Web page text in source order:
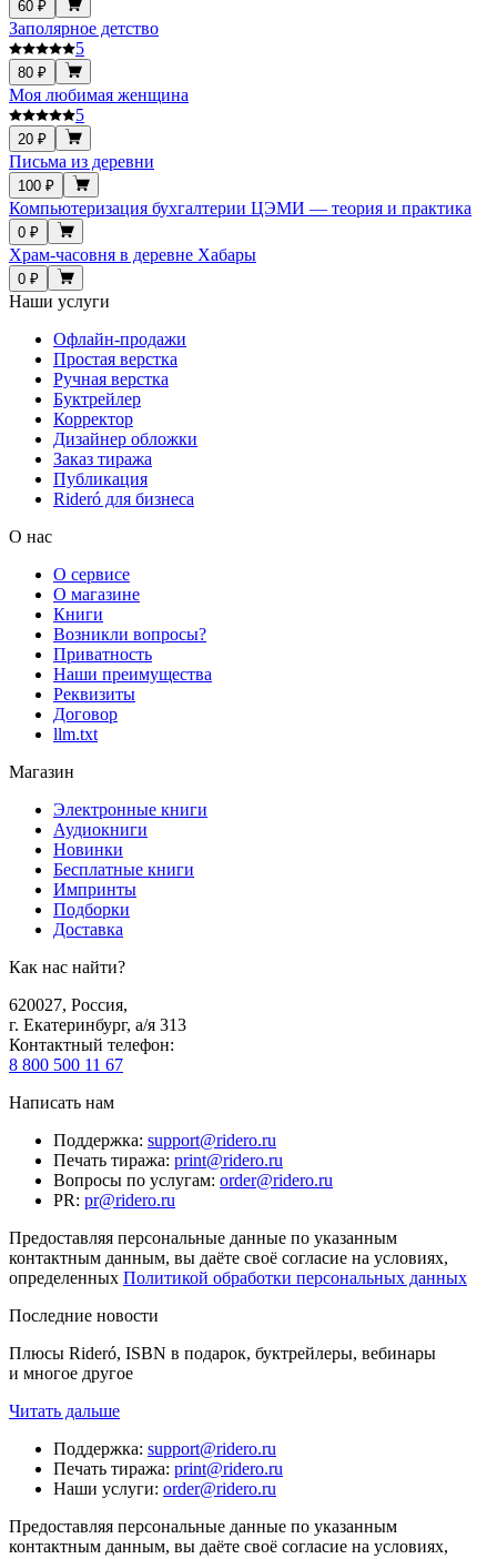
60 ₽
Заполярное детство
5
80 ₽
Моя любимая женщина
5
20 ₽
Письма из деревни
100 ₽
Компьютеризация бухгалтерии ЦЭМИ — теория и практика
0 ₽
Храм-часовня в деревне Хабары
0 ₽
Наши услуги
Офлайн-продажи
Простая верстка
Ручная верстка
Буктрейлер
Корректор
Дизайнер обложки
Заказ тиража
Публикация
Rideró для бизнеса
О нас
О сервисе
О магазине
Книги
Возникли вопросы?
Приватность
Наши преимущества
Реквизиты
Договор
llm.txt
Магазин
Электронные книги
Аудиокниги
Новинки
Бесплатные книги
Импринты
Подборки
Доставка
Как нас найти?
620027, Россия,
г. Екатеринбург, а/я 313
Контактный телефон:
8 800 500 11 67
Написать нам
Поддержка: support@ridero.ru
Печать тиража: print@ridero.ru
Вопросы по услугам: order@ridero.ru
PR: pr@ridero.ru
Предоставляя персональные данные по указанным
контактным данным, вы даёте своё согласие на условиях,
определенных Политикой обработки персональных данных
Последние новости
Плюсы Rideró, ISBN в подарок, буктрейлеры, вебинары
и многое другое
Читать дальше
Поддержка: support@ridero.ru
Печать тиража: print@ridero.ru
Наши услуги: order@ridero.ru
Предоставляя персональные данные по указанным
контактным данным, вы даёте своё согласие на условиях,